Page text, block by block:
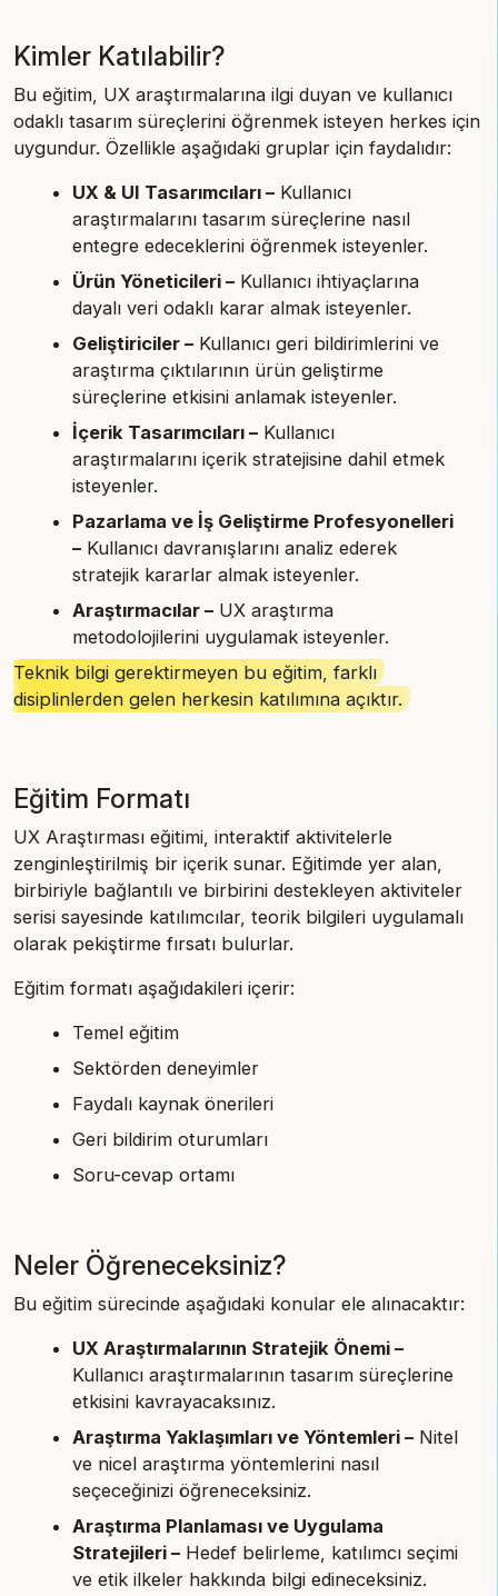
Kimler Katılabilir?
Bu eğitim, UX araştırmalarına ilgi duyan ve kullanıcı
odaklı tasarım süreçlerini öğrenmek isteyen herkes için
uygundur. Özellikle aşağıdaki gruplar için faydalıdır:
UX & UI Tasarımcıları – Kullanıcı
araştırmalarını tasarım süreçlerine nasıl
entegre edeceklerini öğrenmek isteyenler.
Ürün Yöneticileri – Kullanıcı ihtiyaçlarına
dayalı veri odaklı karar almak isteyenler.
Geliştiriciler – Kullanıcı geri bildirimlerini ve
araştırma çıktılarının ürün geliştirme
süreçlerine etkisini anlamak isteyenler.
İçerik Tasarımcıları – Kullanıcı
araştırmalarını içerik stratejisine dahil etmek
isteyenler.
Pazarlama ve İş Geliştirme Profesyonelleri
– Kullanıcı davranışlarını analiz ederek
stratejik kararlar almak isteyenler.
Araştırmacılar – UX araştırma
metodolojilerini uygulamak isteyenler.
Teknik bilgi gerektirmeyen bu eğitim, farklı
disiplinlerden gelen herkesin katılımına açıktır.
Eğitim Formatı
UX Araştırması eğitimi, interaktif aktivitelerle
zenginleştirilmiş bir içerik sunar. Eğitimde yer alan,
birbiriyle bağlantılı ve birbirini destekleyen aktiviteler
serisi sayesinde katılımcılar, teorik bilgileri uygulamalı
olarak pekiştirme fırsatı bulurlar.
Eğitim formatı aşağıdakileri içerir:
Temel eğitim
Sektörden deneyimler
Faydalı kaynak önerileri
Geri bildirim oturumları
Soru-cevap ortamı
Neler Öğreneceksiniz?
Bu eğitim sürecinde aşağıdaki konular ele alınacaktır:
UX Araştırmalarının Stratejik Önemi –
Kullanıcı araştırmalarının tasarım süreçlerine
etkisini kavrayacaksınız.
Araştırma Yaklaşımları ve Yöntemleri – Nitel
ve nicel araştırma yöntemlerini nasıl
seçeceğinizi öğreneceksiniz.
Araştırma Planlaması ve Uygulama
Stratejileri – Hedef belirleme, katılımcı seçimi
ve etik ilkeler hakkında bilgi edineceksiniz.